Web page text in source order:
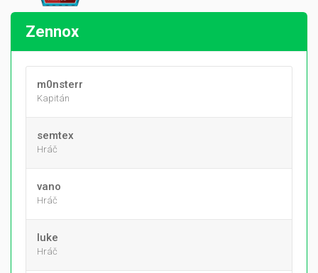
Zennox
m0nsterr
Kapitán
semtex
Hráč
vano
Hráč
luke
Hráč